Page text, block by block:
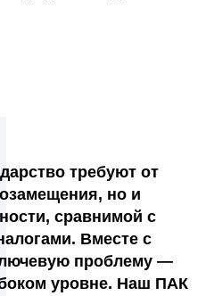
требуют от
но и
сравнимой с
Вместе с
проблему —
уровне. Наш ПАК